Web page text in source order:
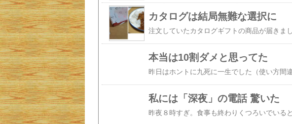
カタログは結局無難な選択に
本当は10割ダメと思ってた
私には「深夜」の電話 驚いた